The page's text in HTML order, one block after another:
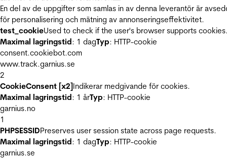
En del av de uppgifter som samlas in av denna leverantör är
för personalisering och mätning av annonseringseffektivitet.
test_cookieUsed to check if the user's browser supports
Maximal lagringstid: 1 dagTyp: HTTP-cookie
consent.cookiebot.com
www.track.garnius.se
2
CookieConsent [x2]Indikerar medgivande för cookies.
Maximal lagringstid: 1 årTyp: HTTP-cookie
garnius.no
1
PHPSESSIDPreserves user session state across page requests.
Maximal lagringstid: 1 dagTyp: HTTP-cookie
garnius.se